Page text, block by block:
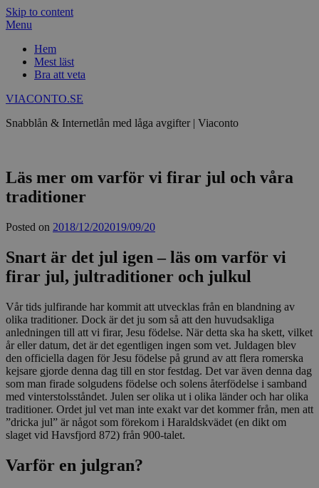
Skip to content
Menu
Hem
Mest läst
Bra att veta
VIACONTO.SE
Snabblån & Internetlån med låga avgifter | Viaconto
Läs mer om varför vi firar jul och våra
traditioner
Posted on 2018/12/202019/09/20
Snart är det jul igen – läs om varför vi
firar jul, jultraditioner och julkul
Vår tids julfirande har kommit att utvecklas från en blandning av
olika traditioner. Dock är det ju som så att den huvudsakliga
anledningen till att vi firar, Jesu födelse. När detta ska ha skett, vilket
år eller datum, det är det egentligen ingen som vet. Juldagen blev
den officiella dagen för Jesu födelse på grund av att flera romerska
kejsare gjorde denna dag till en stor festdag. Det var även denna dag
som man firade solgudens födelse och solens återfödelse i samband
med vinterstolsståndet. Julen ser olika ut i olika länder och har olika
traditioner. Ordet jul vet man inte exakt var det kommer från, men att
”dricka jul” är något som förekom i Haraldskvädet (en dikt om
slaget vid Havsfjord 872) från 900-talet.
Varför en julgran?